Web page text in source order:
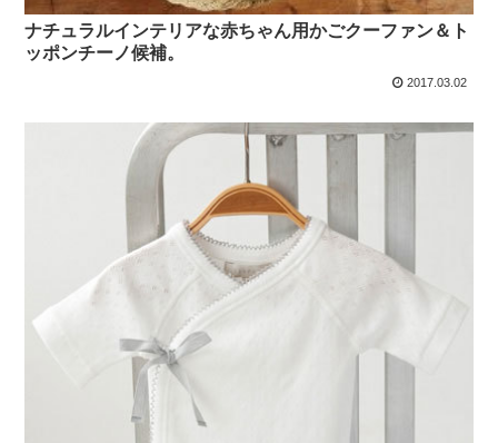
ナチュラルインテリアな赤ちゃん用かごクーファン＆ト
ッポンチーノ候補。
2017.03.02